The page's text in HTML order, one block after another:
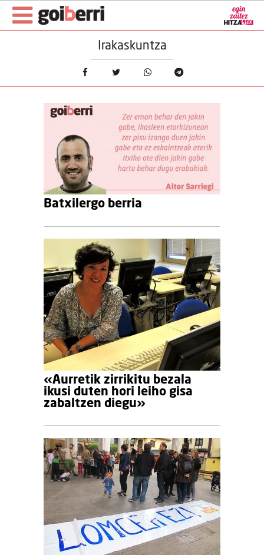
Irakaskuntza
Batxilergo berria
«Aurretik zirrikitu bezala
ikusi duten hori leiho gisa
zabaltzen diegu»